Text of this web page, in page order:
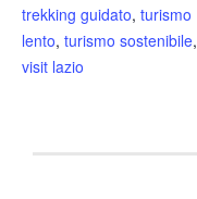
trekking guidato, turismo
lento, turismo sostenibile,
visit lazio